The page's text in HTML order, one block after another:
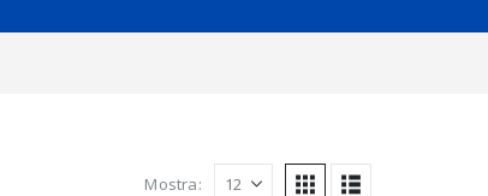
Mostra: